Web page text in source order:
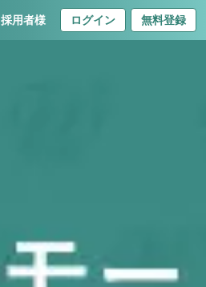
採用者様 ログイン 無料登録